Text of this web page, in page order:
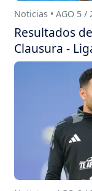
Noticias • AGO 5 /
Resultados
Clausura -